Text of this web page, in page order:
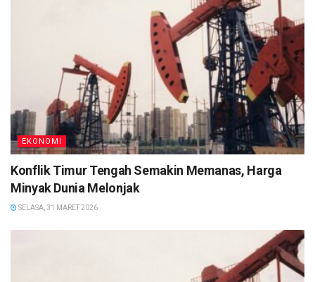
EKONOMI
Konflik Timur Tengah Semakin Memanas, Harga
Minyak Dunia Melonjak
SELASA, 31 MARET 2026